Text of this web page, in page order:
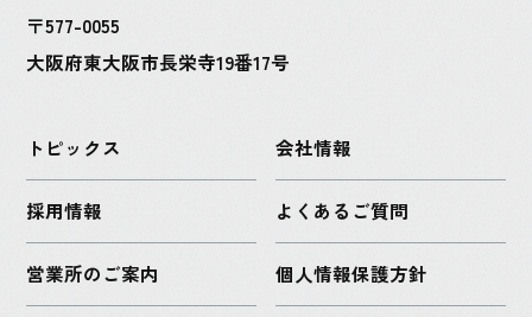
〒577-0055
大阪府東大阪市長栄寺19番17号
トピックス 会社情報
採用情報 よくあるご質問
営業所のご案内 個人情報保護方針